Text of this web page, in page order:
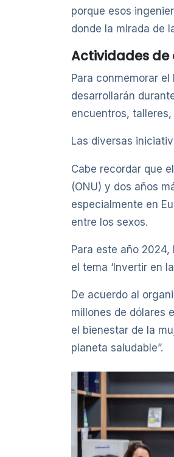
porque esos
donde la mirada de
Actividades de
Para conmemorar
desarrollarán
encuentros,
Las diversas
Cabe recordar que
(ONU) y dos años
especialmente en
entre los sexos.
Para este año
el tema ‘Invertir en
De acuerdo al
millones de dólares
el bienestar de la
planeta saludable”.